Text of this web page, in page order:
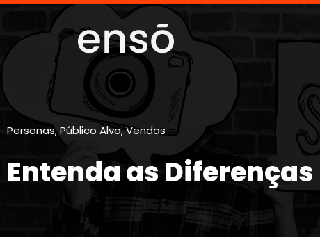
Personas,Público Alvo,Vendas
Entenda as